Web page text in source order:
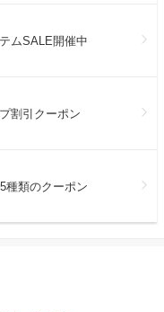
ムSALE開催中
割引クーポン
種類のクーポン